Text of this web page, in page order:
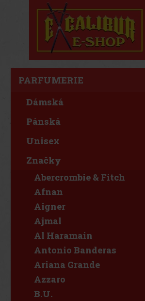
PARFUMERIE
Dámská
Pánská
Unisex
Značky
Abercrombie & Fitch
Afnan
Aigner
Ajmal
Al Haramain
Antonio Banderas
Ariana Grande
Azzaro
B.U.